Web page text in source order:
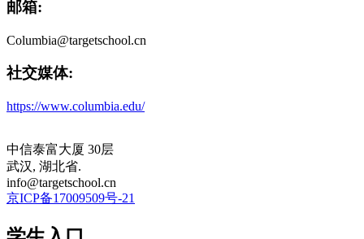
邮箱:
Columbia@targetschool.cn
社交媒体:
https://www.columbia.edu/
中信泰富大厦 30层
武汉, 湖北省.
info@targetschool.cn
京ICP备17009509号-21